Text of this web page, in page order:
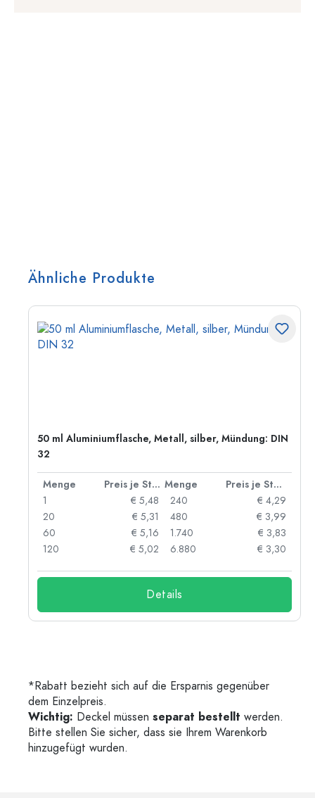
Ähnliche Produkte
50 ml Aluminiumflasche, Metall, silber, Mündung: DIN
32
Menge Preis je Stück Menge
Preis je Stück
1
€ 5,48
20
€ 5,31
60
€ 5,16
120
€ 5,02
240
€ 4,29
480
€ 3,99
1.740
€ 3,83
6.880
€ 3,30
Details
*Rabatt bezieht sich auf die Ersparnis gegenüber
dem Einzelpreis.
Wichtig: Deckel müssen separat bestellt werden.
Bitte stellen Sie sicher, dass sie Ihrem Warenkorb
hinzugefügt wurden.